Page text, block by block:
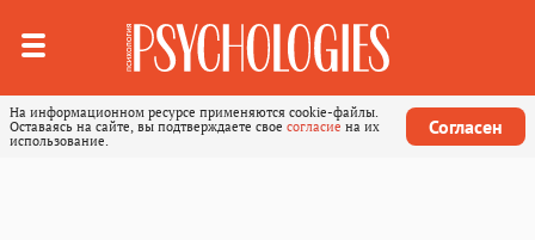
На информационном ресурсе применяются cookie-файлы.
Оставаясь на сайте, вы подтверждаете свое согласие на их
использование.
Согласен